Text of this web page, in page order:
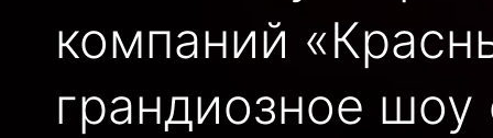
компаний
грандиозное шоу